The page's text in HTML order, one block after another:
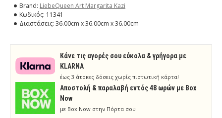
Brand: LiebeQueen Art Margarita Kazi
Κωδικός: 11341
Διαστάσεις: 36.00cm x 36.00cm x 36.00cm
Κάνε τις αγορές σου εύκολα & γρήγορα με
KLARNA
έως 3 άτοκες δόσεις χωρίς πιστωτική κάρτα!
Aποστολή & παραλαβή εντός 48 ωρών με Box
Now
με Box Now στην Πόρτα σου